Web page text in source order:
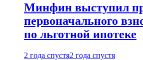
Минфин выступил
первоначального
по льготной ипотеке
2 года спустя2 года спустя